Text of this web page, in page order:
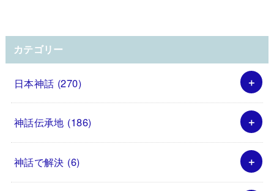
カテゴリー
日本神話 (270)
神話伝承地 (186)
神話で解決 (6)